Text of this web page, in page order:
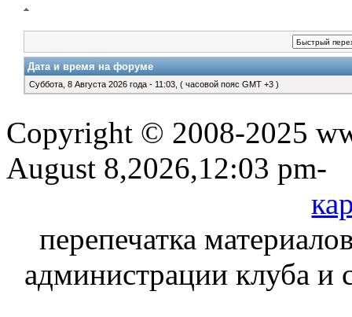
Дата и время на форуме
Суббота, 8 Августа 2026 года - 11:03, ( часовой пояс GMT +3 )
Copyright © 2008-2025
August 8,2026,12:03 pm-
перепечатка
администрации клуба и